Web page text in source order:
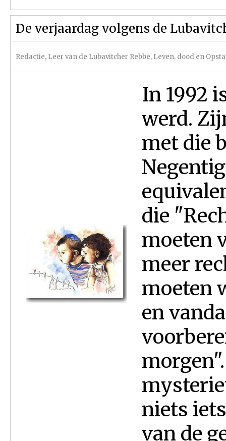
De verjaardag volgens de
Redactie, Leer van de Lubavitcher Rebbe, Leven, dood en
In 1992
werd.
met die
die
moeten
meer
moeten
en
niets
van de